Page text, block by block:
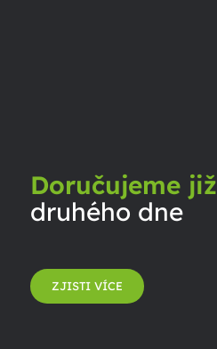
Doručujeme již
druhého dne
ZJISTI VÍCE